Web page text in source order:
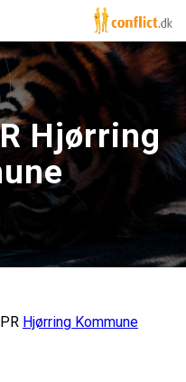
Hjørring
Hjørring Kommune